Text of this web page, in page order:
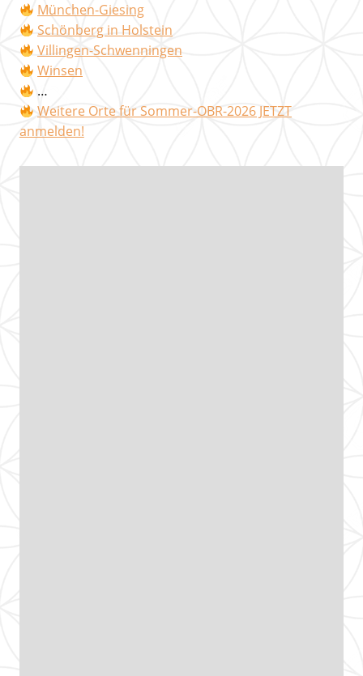
München-Giesing
Schönberg in Holstein
Villingen-Schwenningen
Winsen
…
Weitere Orte für Sommer-OBR-2026 JETZT
anmelden!